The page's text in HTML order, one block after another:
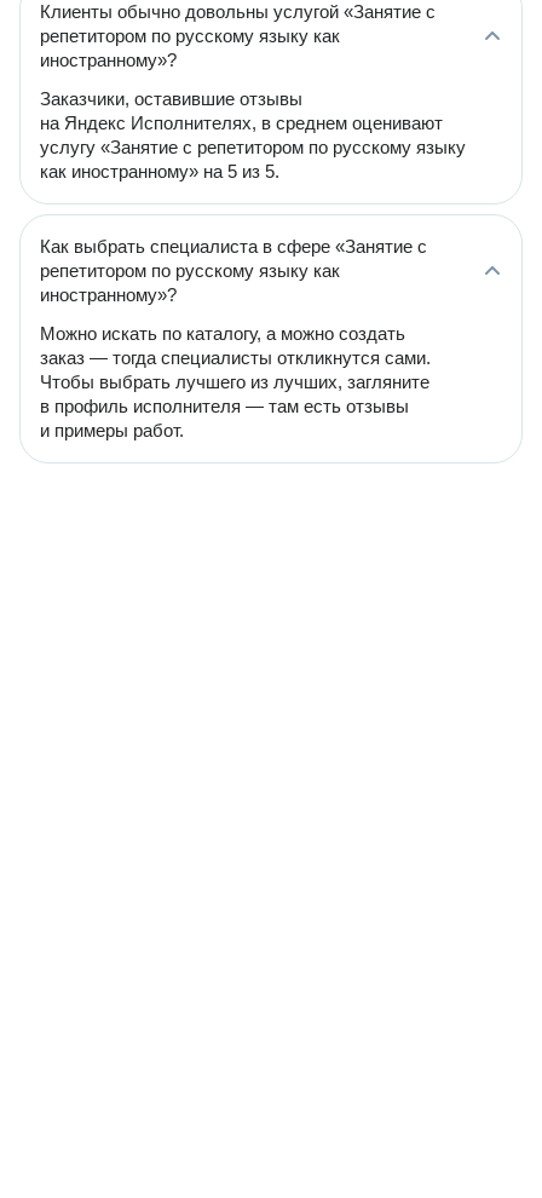
Клиенты обычно довольны услугой «Занятие с
репетитором по русскому языку как
иностранному»?
Заказчики, оставившие отзывы
на Яндекс Исполнителях, в среднем оценивают
услугу «Занятие с репетитором по русскому языку
как иностранному» на 5 из 5.
Как выбрать специалиста в сфере «Занятие с
репетитором по русскому языку как
иностранному»?
Можно искать по каталогу, а можно создать
заказ — тогда специалисты откликнутся сами.
Чтобы выбрать лучшего из лучших, загляните
в профиль исполнителя — там есть отзывы
и примеры работ.